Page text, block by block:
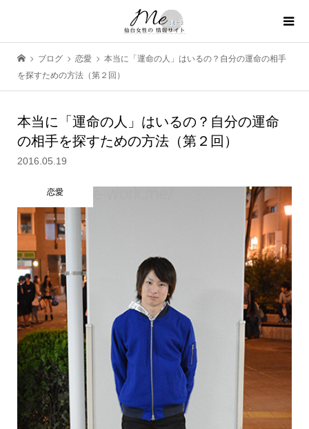
ブログ 恋愛
本当に「運命の人」はいるの？自分の運命の相手
を探すための方法（第２回）
本当に「運命の人」はいるの？自分の運命
の相手を探すための方法（第２回）
2016.05.19
恋愛